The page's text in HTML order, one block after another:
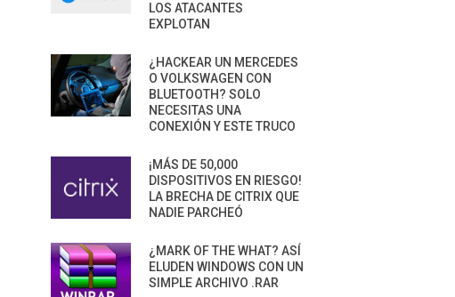
LOS ATACANTES
EXPLOTAN
¿HACKEAR UN MERCEDES
O VOLKSWAGEN CON
BLUETOOTH? SOLO
NECESITAS UNA
CONEXIÓN Y ESTE TRUCO
¡MÁS DE 50,000
DISPOSITIVOS EN RIESGO!
LA BRECHA DE CITRIX QUE
NADIE PARCHEÓ
¿MARK OF THE WHAT? ASÍ
ELUDEN WINDOWS CON UN
SIMPLE ARCHIVO .RAR